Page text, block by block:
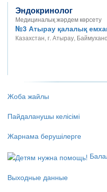
Эндокринолог
Медициналық жәрдем көрсету
№3 Атырау қалалық
Казахстан, г. Атырау,
Жоба жайлы
Пайдаланушы келісімі
Жарнама берушілерге
Выходные данные